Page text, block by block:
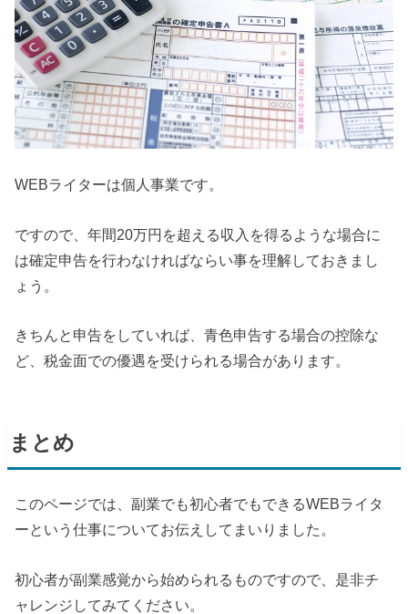
WEBライターは個人事業です。
ですので、年間20万円を超える収入を得るような場合に
は確定申告を行わなければならい事を理解しておきまし
ょう。
きちんと申告をしていれば、青色申告する場合の控除な
ど、税金面での優遇を受けられる場合があります。
まとめ
このページでは、副業でも初心者でもできるWEBライタ
ーという仕事についてお伝えしてまいりました。
初心者が副業感覚から始められるものですので、是非チ
ャレンジしてみてください。